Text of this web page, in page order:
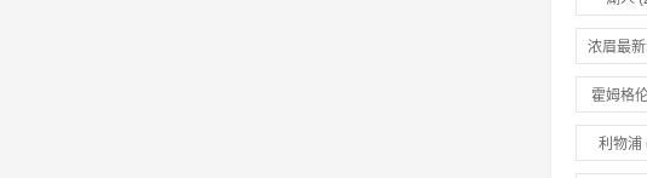
浓眉最
(1)
霍姆格
利物浦